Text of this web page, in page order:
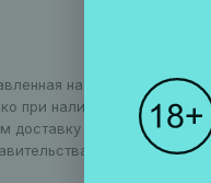
на сайте, может
при наличии
алкогольной
РФ N612 от 27